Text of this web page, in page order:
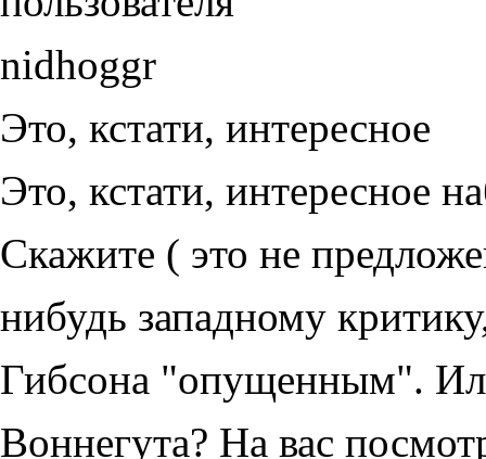
Это, кстати, интересное
Это, кстати, интересное
Скажите ( это не
нибудь западному
Гибсона "опущенным".
Воннегута? На вас